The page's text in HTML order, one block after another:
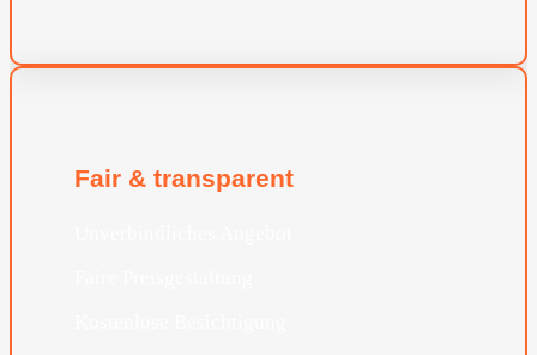
Fair & transparent